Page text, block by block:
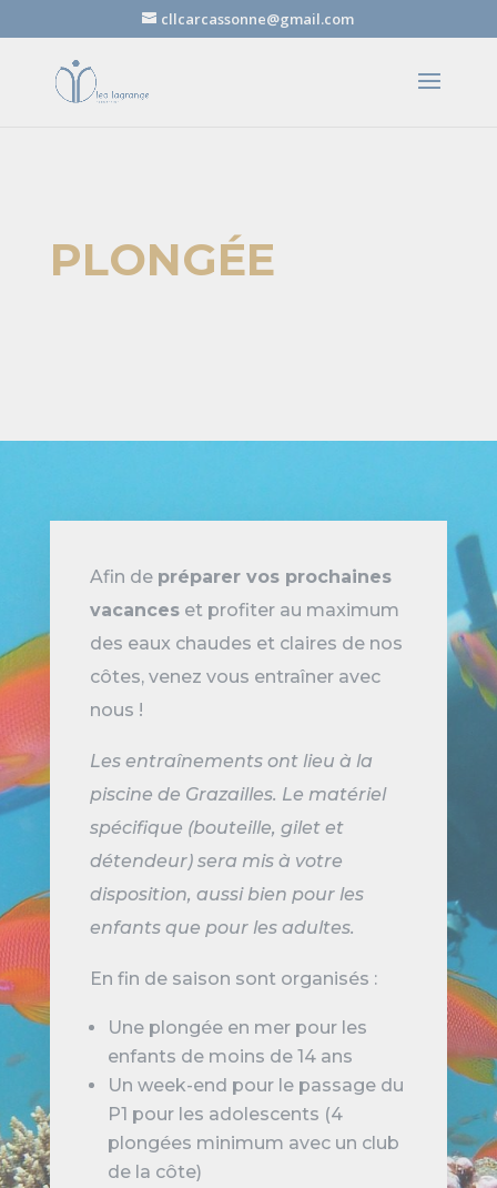
cllcarcassonne@gmail.com
PLONGÉE
Afin de préparer vos prochaines
vacanceset profiter au maximum
des eaux chaudes et claires de nos
côtes, venez vous entraîner avec
nous !
Les entraînements ont lieu à la
piscine de Grazailles. Le matériel
spécifique (bouteille, gilet et
détendeur) sera mis à votre
disposition, aussi bien pour les
enfants que pour les adultes.
En fin de saison sont organisés :
Une plongée en mer pour les
enfants de moins de 14 ans
Un week-end pour le passage du
P1 pour les adolescents (4
plongées minimum avec un club
de la côte)